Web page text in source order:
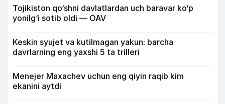
Tojikiston qo‘shni davlatlardan uch baravar ko‘p
yonilg‘i sotib oldi — OAV
Keskin syujet va kutilmagan yakun: barcha
davrlarning eng yaxshi 5 ta trilleri
Menejer Maxachev uchun eng qiyin raqib kim
ekanini aytdi